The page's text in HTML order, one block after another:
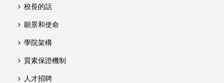
校長的話
願景和使命
學院架構
質素保證機制
人才招聘